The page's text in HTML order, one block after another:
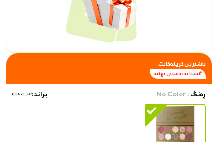
باشترین کڕینەکانت
ئێستا بەدەستی بهێنە
ڕەنگ: No Color براند: